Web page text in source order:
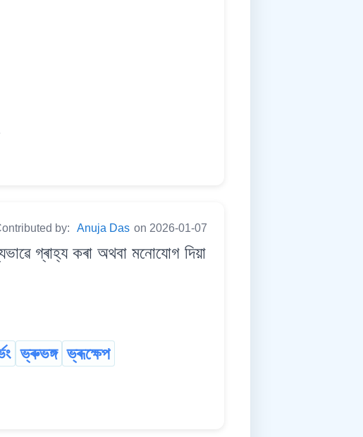
by: Anuja Das on 2026-01-07
গ্ৰাহ্য কৰা অথবা মনোযোগ দিয়া
ভ্ৰুভঙ্গ ভ্ৰূক্ষেপ